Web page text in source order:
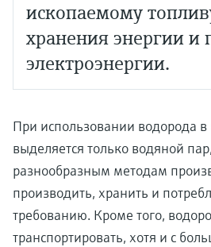
ископаемому
хранения энергии и
электроэнергии.
При использовании водорода в
выделяется только водяной
разнообразным методам
производить, хранить и
требованию. Кроме того,
транспортировать, хотя и с